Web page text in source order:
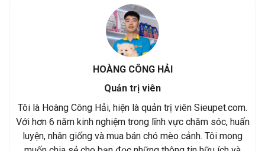
HOÀNG CÔNG HẢI
Quản trị viên
Tôi là Hoàng Công Hải, hiện là quản trị viên Sieupet.com.
Với hơn 6 năm kinh nghiệm trong lĩnh vực chăm sóc, huấn
luyện, nhân giống và mua bán chó mèo cảnh. Tôi mong